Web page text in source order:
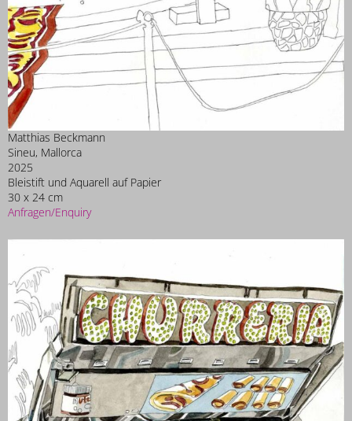
Matthias Beckmann
Sineu, Mallorca
2025
Bleistift und Aquarell auf Papier
30 x 24 cm
Anfragen/Enquiry